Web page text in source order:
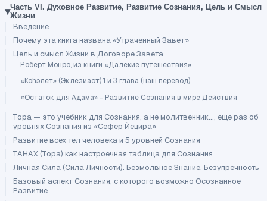
▾Часть VI. Духовное Развитие, Развитие Сознания, Цель и Смысл
Жизни
Введение
Почему эта книга названа «Утраченный Завет»
Цель и смысл Жизни в Договоре Завета
Роберт Монро, из книги «Далекие путешествия»
«Коhэлет» (Эклезиаст) 1 и 3 глава (наш перевод)
«Остаток для Адама» - Развитие Сознания в мире Действия
Тора — это учебник для Сознания, а не молитвенник..., еще раз об
уровнях Сознания из «Сефер Йецира»
Развитие всех тел человека и 5 уровней Сознания
ТАНАХ (Тора) как настроечная таблица для Сознания
Личная Сила (Сила Личности). Безмолвное Знание. Безупречность
Базовый аспект Сознания, с которого возможно Осознанное
Развитие